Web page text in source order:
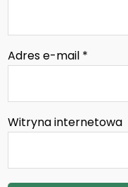
Adres e-mail *
Witryna internetowa